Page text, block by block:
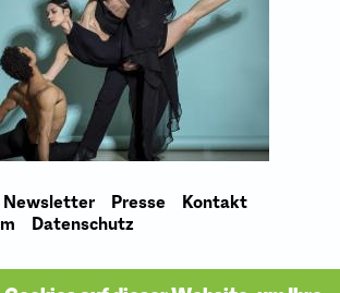
Newsletter Presse
Kontakt
Datenschutz